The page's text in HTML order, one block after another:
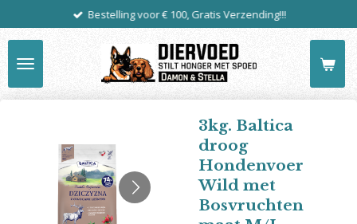
de
hoofdinhoud
Bestelling voor € 100, Gratis Verzending!!!
3kg. Baltica
droog
Hondenvoer
Wild met
Bosvruchten